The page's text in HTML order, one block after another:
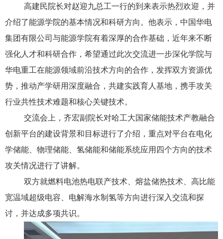
高建民院长对赵迎九总工一行的到来表示热烈欢迎，并
介绍了能源学院的基本情况和科研方向。他表示，中国华电
集团有限公司与能源学院有着深厚的合作基础，近年来不断
强化人才和科研合作，希望通过此次交流进一步深化学院与
华电重工在能源领域前沿技术方向的合作，发挥双方资源优
势，推动产学研用深度融合，共建实践育人基地，携手攻关
行业共性技术难题和核心关键技术。
交流会上，齐宏副院长对哈工大国家储能技术产教融合
创新平台的建设背景和目标进行了介绍，重点对平台在电化
学储能、物理储能、氢储能和储能系统应用四个方向的技术
攻关情况进行了讲解。
双方就燃料电池热电联产技术、熔盐储热技术、高比能
宽温域超级电容、电解海水制氢等方向进行深入交流和探
讨，并达成多项共识。